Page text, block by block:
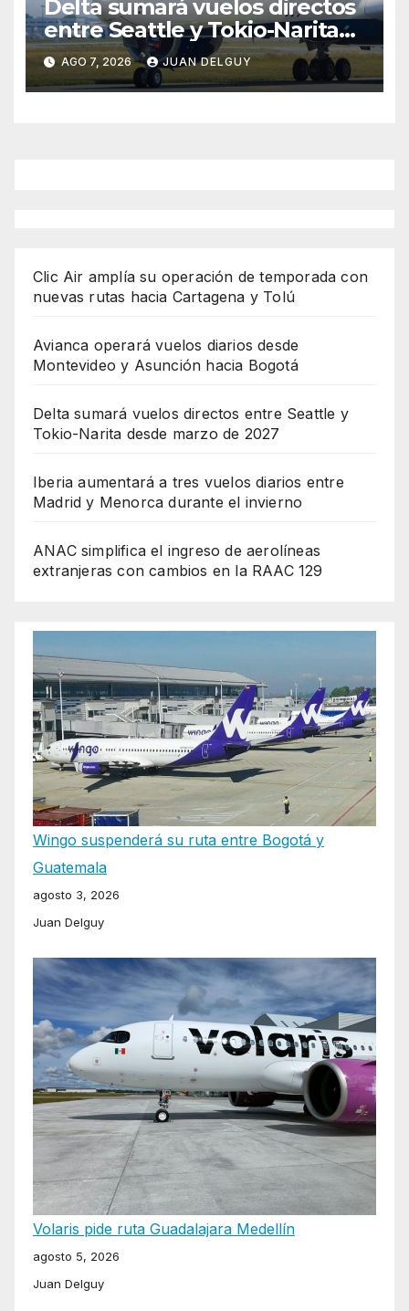
Delta sumará vuelos directos
entre Seattle y Tokio-Narita
desde marzo de 2027
AGO 7, 2026 JUAN DELGUY
Clic Air amplía su operación de temporada con
nuevas rutas hacia Cartagena y Tolú
Avianca operará vuelos diarios desde
Montevideo y Asunción hacia Bogotá
Delta sumará vuelos directos entre Seattle y
Tokio-Narita desde marzo de 2027
Iberia aumentará a tres vuelos diarios entre
Madrid y Menorca durante el invierno
ANAC simplifica el ingreso de aerolíneas
extranjeras con cambios en la RAAC 129
Wingo suspenderá su ruta entre Bogotá y
Guatemala
agosto 3, 2026
Juan Delguy
Volaris pide ruta Guadalajara Medellín
agosto 5, 2026
Juan Delguy